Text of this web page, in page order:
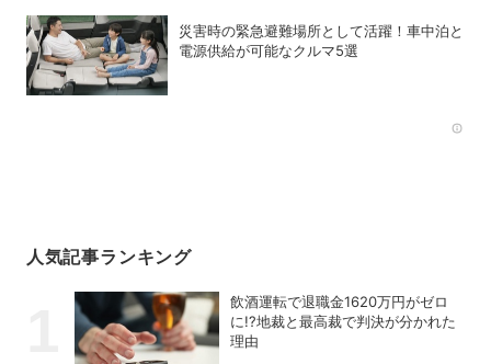
災害時の緊急避難場所として活躍！車中泊と
電源供給が可能なクルマ5選
人気記事ランキング
飲酒運転で退職金1620万円がゼロ
に!?地裁と最高裁で判決が分かれた
理由